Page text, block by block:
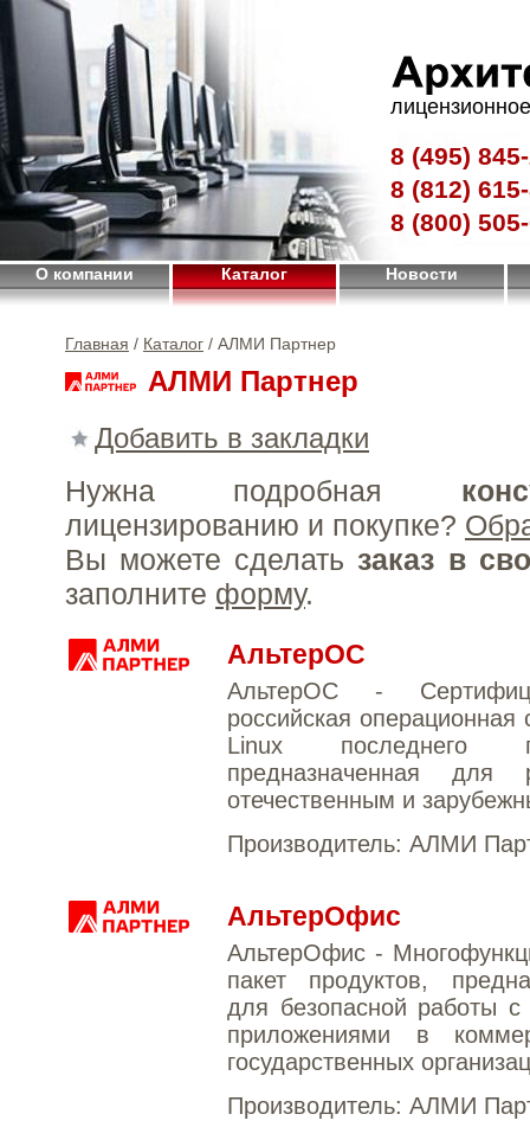
8 (495)
8 (812)
8 (800)
О компании Каталог Новости
Главная / Каталог / АЛМИ Партнер
АЛМИ Партнер
Добавить в закладки
Нужна подробная
лицензированию и покупке?
Вы можете сделать заказ в
заполните форму.
АльтерОС
АльтерОС -
российская операционная
Linux последнего
предназначенная для
отечественным и
Производитель: АЛМИ
АльтерОфис
АльтерОфис -
пакет продуктов,
для безопасной работы
приложениями в
государственных
Производитель: АЛМИ